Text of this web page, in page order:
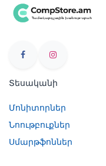
Տեսականի
Մոնիտորներ
Նոութբուքներ
Սմարթֆոններ